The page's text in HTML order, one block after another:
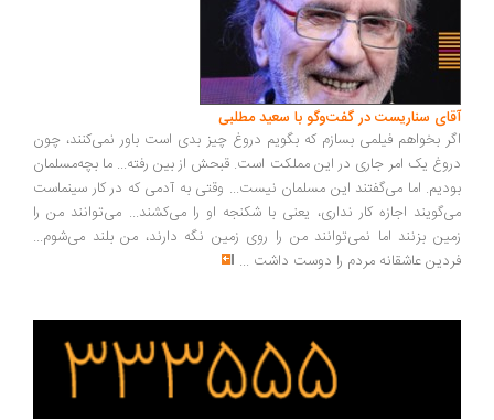
سناریست در گفت‌وگو با سعید مطلبی
بخواهم فیلمی بسازم که بگویم دروغ چیز بدی است باور نمی‌کنند، چون
یک امر جاری در این مملکت است. قبحش از بین رفته... ما بچه‌مسلمان
اما می‌گفتند این مسلمان نیست... وقتی به آدمی که در کار سینماست
اجازه کار نداری، یعنی با شکنجه او را می‌کشند... می‌توانند من را
بزنند اما نمی‌توانند من را روی زمین نگه دارند، من بلند می‌شوم...
عاشقانه مردم را دوست داشت ...